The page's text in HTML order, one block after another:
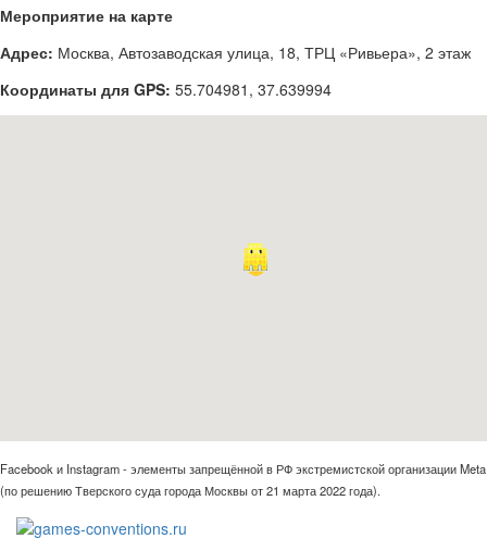
Мероприятие на карте
Адрес: Москва, Автозаводская улица, 18, ТРЦ «Ривьера», 2 этаж
Координаты для GPS: 55.704981 , 37.639994
Facebook и Instagram - элементы запрещённой в РФ экстремистской организации Meta
(по решению Тверского суда города Москвы от 21 марта 2022 года).